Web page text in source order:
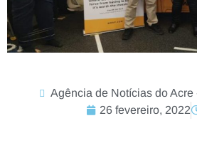
Agência de Notícias do Acre
26 fevereiro, 2022